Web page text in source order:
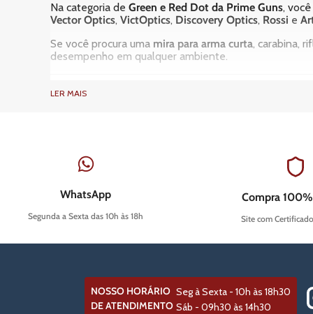
Na categoria de Green e Red Dot da Prime Guns,
Vector Optics, VictOptics, Discovery Optics, Rossi e
Se você procura uma mira para arma curta, carabina,
desempenho em qualquer ambiente.
O que é uma Mira Red Dot?
O ponto vermelho (ou verde, em alguns modelos)
Principais vantagens da Mira Red Dot
Maior precisão em tiros instintivos;
Compatibilidade com pistolas, rifles, carbinas,
Maior campo de visão comparado às miras
LER MAIS
WhatsApp
Segunda a Sexta das 10h às 18h
Compra
Site com
NOSSO HORÁRIO
DE ATENDIMENTO
Seg à Sexta - 10h às 18h30
Sáb - 09h30 às 14h30